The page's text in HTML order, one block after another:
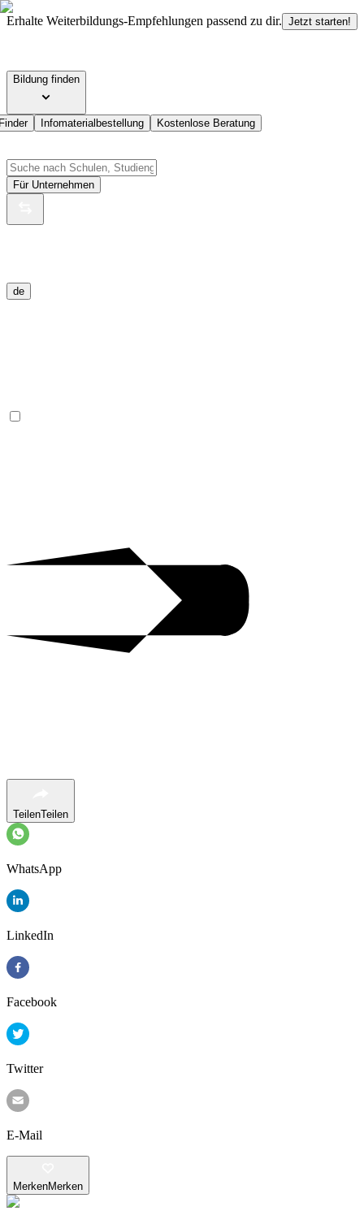
Erhalte Weiterbildungs-Empfehlungen passend zu dir. Jetzt starten!
Bildung finden
Infomaterialbestellung Kostenlose Beratung
Für Unternehmen
de
TeilenTeilen
WhatsApp
LinkedIn
Facebook
Twitter
E-Mail
MerkenMerken